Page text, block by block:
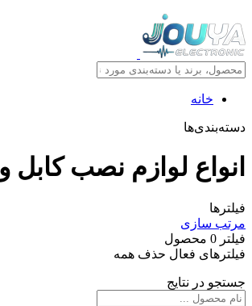
خانه
دسته‌بندی‌ها
انواع لوازم نصب
فیلترها
مرتب سازی
فیلتر 0 محصول
فیلترهای فعال حذف همه
جستجو در نتایج